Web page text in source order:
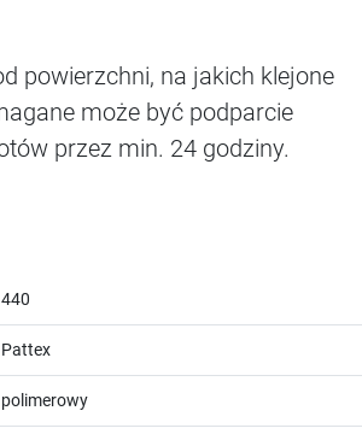
powierzchni, na jakich klejone
może być podparcie
przez min. 24 godziny.
440
Pattex
polimerowy